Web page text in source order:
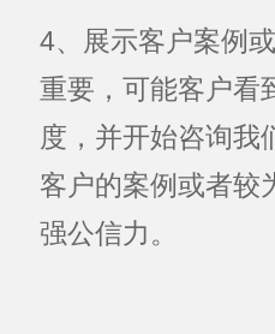
4、展示客户案例
重要，可能客户看
度，并开始咨询我
客户的案例或者较
强公信力。